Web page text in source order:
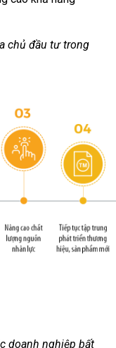
chủ đầu tư trong
doanh nghiệp bất